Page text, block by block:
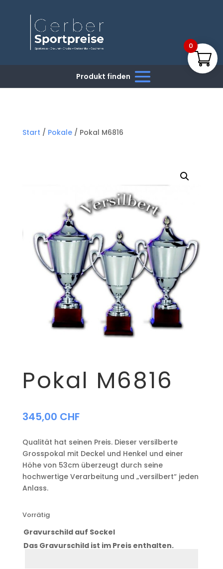
Start / Pokale/ Pokal M6816
Pokal M6816
345,00 CHF
Qualität hat seinen Preis. Dieser versilberte
Grosspokal mit Deckel und Henkel und einer
Höhe von 53cm überzeugt durch seine
hochwertige Verarbeitung und „versilbert“ jeden
Anlass.
Vorrätig
Gravurschild auf Sockel
Das Gravurschild ist im Preis enthalten.
0